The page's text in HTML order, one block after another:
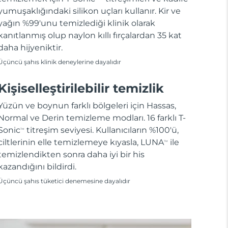
silikon uçları kullanır. Kir ve
%99'unu temizlediği klinik olarak
olup naylon kıllı fırçalardan 35 kat
hijyeniktir.
şahıs klinik deneylerine dayalıdır
temizlik
ve boynun farklı bölgeleri için Hassas,
ve Derin temizleme modları. 16 farklı T-
TM
titreşim seviyesi. Kullanıcıların %100'ü,
elle temizlemeye kıyasla, LUNATM
ile
sonra daha iyi bir his
bildirdi.
şahıs tüketici denemesine dayalıdır